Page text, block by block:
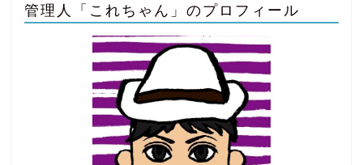
管理人「これちゃん」のプロフィール